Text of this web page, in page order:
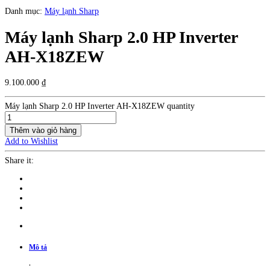
Danh mục: Máy lạnh Sharp
Máy lạnh Sharp 2.0 HP Inverter
AH-X18ZEW
9.100.000 ₫
Máy lạnh Sharp 2.0 HP Inverter AH-X18ZEW quantity
Thêm vào giỏ hàng
Add to Wishlist
Share it:
Mô tả